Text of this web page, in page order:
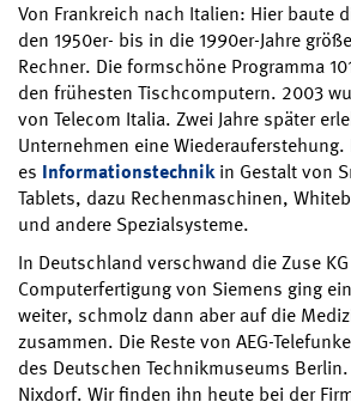
Von Frankreich nach Italien: Hier baute
den 1950er- bis in die 1990er-Jahre
Rechner. Die formschöne Programma
den frühesten Tischcomputern. 2003
von Telecom Italia. Zwei Jahre später
Unternehmen eine
es Informationstechnikin Gestalt von
Tablets, dazu Rechenmaschinen,
und andere Spezialsysteme.
In Deutschland verschwand die Zuse
Computerfertigung von Siemens ging
weiter, schmolz dann aber auf die
zusammen. Die Reste von AEG-
des Deutschen Technikmuseums
Nixdorf. Wir finden ihn heute bei der